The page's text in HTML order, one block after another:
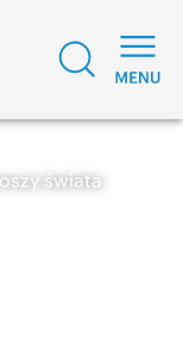
świata